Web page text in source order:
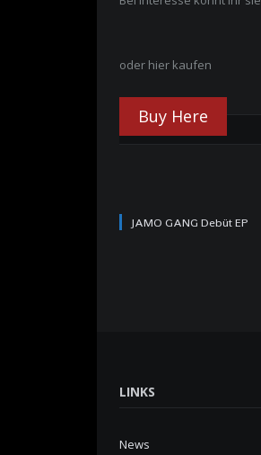
oder hier kaufen
Buy Here
RELATED POSTS
JAMO GANG Debüt EP
LINKS
News